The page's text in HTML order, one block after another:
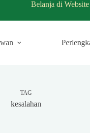
Belanja di
TAG
kesalahan